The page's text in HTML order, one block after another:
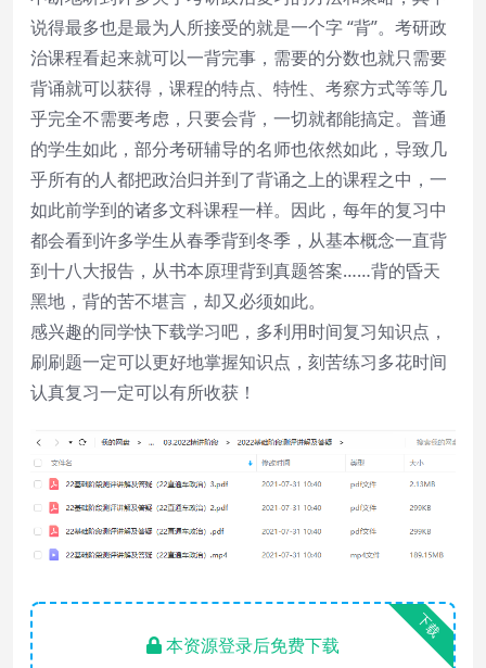
说得最多也是最为人所接受的就是一个字 “背”。考研政
治课程看起来就可以一背完事，需要的分数也就只需要
背诵就可以获得，课程的特点、特性、考察方式等等几
乎完全不需要考虑，只要会背，一切就都能搞定。普通
的学生如此，部分考研辅导的名师也依然如此，导致几
乎所有的人都把政治归并到了背诵之上的课程之中，一
如此前学到的诸多文科课程一样。因此，每年的复习中
都会看到许多学生从春季背到冬季，从基本概念一直背
到十八大报告，从书本原理背到真题答案……背的昏天
黑地，背的苦不堪言，却又必须如此。
感兴趣的同学快下载学习吧，多利用时间复习知识点，
刷刷题一定可以更好地掌握知识点，刻苦练习多花时间
认真复习一定可以有所收获！
下载
本资源登录后免费下载